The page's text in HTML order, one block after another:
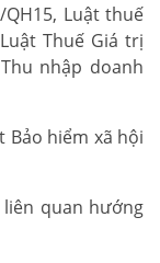
Luật thuế
Thuế Giá trị
nhập doanh
Bảo hiểm xã hội
quan hướng